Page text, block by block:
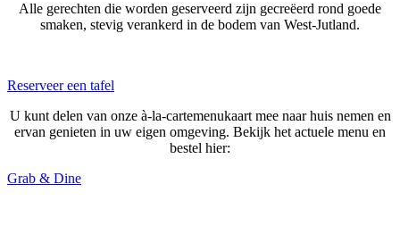
Alle gerechten die worden geserveerd zijn gecreëerd rond goede
smaken, stevig verankerd in de bodem van West-Jutland.
Reserveer een tafel
U kunt delen van onze à-la-cartemenukaart mee naar huis nemen en
ervan genieten in uw eigen omgeving. Bekijk het actuele menu en
bestel hier:
Grab & Dine